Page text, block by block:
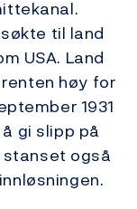
til land
USA. Land
høy for
1931
gi slipp på
stanset også